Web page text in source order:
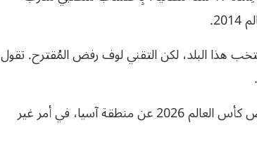
هذا البلد، لكن التقني لوف رفض المُقترح. تقول
وكان منتخب أوزباكستان قد حجز مؤخّرا بطاقة خوض كأس العالم 2026 عن منطقة آسيا، في أمر غير